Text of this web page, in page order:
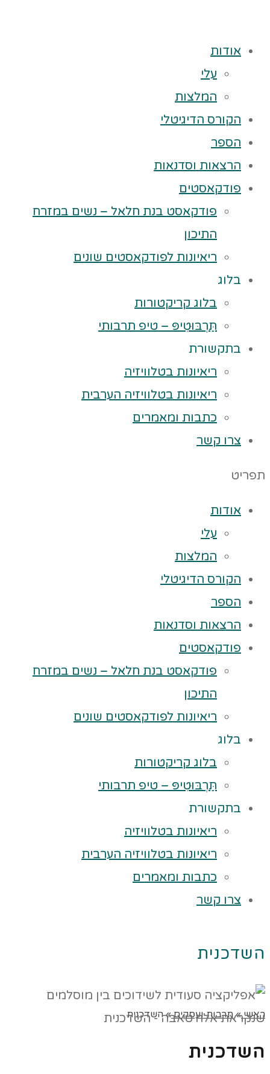
אודות
עלי
המלצות
הקורס הדיגיטלי
הספר
הרצאות וסדנאות
פודקאסטים
פודקאסט בנת חלאל – נשים במזרח
התיכון
ריאיונות לפודקאסטים שונים
בלוג
בלוג קריקטורות
תַּרְבּוּטִיפּ – טיפ תרבותי
בתקשורת
ריאיונות בטלוויזיה
ריאיונות בטלוויזיה הערבית
כתבות ומאמרים
צרו קשר
תפריט
אודות
עלי
המלצות
הקורס הדיגיטלי
הספר
הרצאות וסדנאות
פודקאסטים
פודקאסט בנת חלאל – נשים במזרח
התיכון
ריאיונות לפודקאסטים שונים
בלוג
בלוג קריקטורות
תַּרְבּוּטִיפּ – טיפ תרבותי
בתקשורת
ריאיונות בטלוויזיה
ריאיונות בטלוויזיה הערבית
כתבות ומאמרים
צרו קשר
השדכנית
ראשי » תרבות ועסקים » השדכנית
השדכנית